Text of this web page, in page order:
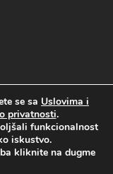
korištenja
se sa Uslovima i
privatnosti.
funkcionalnost
iskustvo.
kliknite na dugme